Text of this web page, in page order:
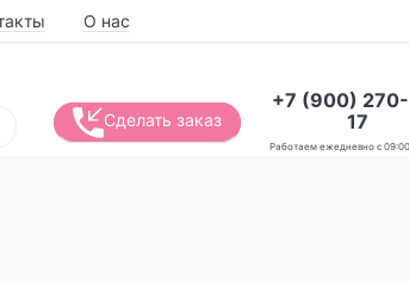
О нас
Сделать заказ
+7 (900)
17
Работаем ежедневно с